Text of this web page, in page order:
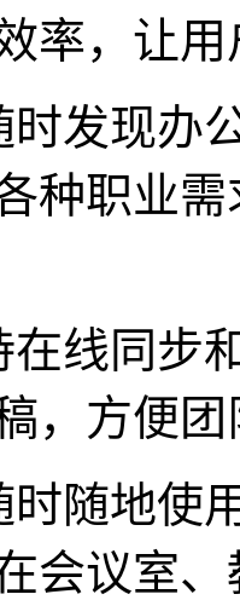
率，让
时发现办
种职业
在线同步
，方便
时随地使
会议室